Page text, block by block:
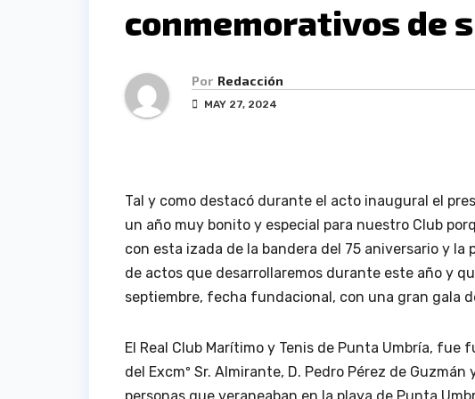
conmemorativos de
Por Redacción
MAY 27, 2024
Tal y como destacó durante el acto inaugural el
un año muy bonito y especial para nuestro Club
con esta izada de la bandera del 75 aniversario y
de actos que desarrollaremos durante este año y
septiembre, fecha fundacional, con una gran gala
El Real Club Marítimo y Tenis de Punta Umbría, fue
del Excmº Sr. Almirante, D. Pedro Pérez de